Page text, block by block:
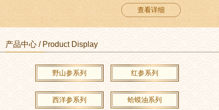
一代王城“纥升骨城”发祥地五女山脚下。这
里山清水秀，人杰地灵，土地肥沃，植物
着“高丽朱蒙”品牌人参系列产品的崛起。公
司成立于2004年6月，注册资本金2090万
元。2006年8月通过国家食品药品监督管理
局GMP认证，是辽宁省首家通过GMP认...
查看详细
产品中心 / Product Display
野山参系列 红参系列
西洋参系列 蛤蟆油系列